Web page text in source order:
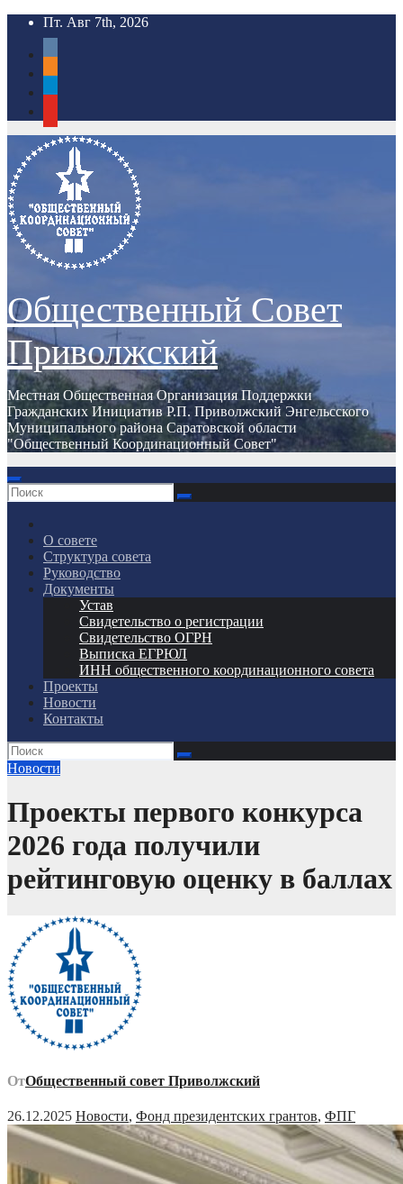
Перейти
содержимому
Пт. Авг 7th, 2026
Общественный Совет
Приволжский
Местная Общественная Организация Поддержки
Гражданских Инициатив Р.П. Приволжский Энгельсского
Муниципального района Саратовской области
"Общественный Координационный Совет"
О совете
Структура совета
Руководство
Документы
Устав
Свидетельство о регистрации
Свидетельство ОГРН
Выписка ЕГРЮЛ
ИНН общественного координационного совета
Проекты
Новости
Контакты
Новости
Проекты первого конкурса
2026 года получили
рейтинговую оценку в баллах
ОтОбщественный совет Приволжский
26.12.2025 Новости, Фонд президентских грантов, ФПГ